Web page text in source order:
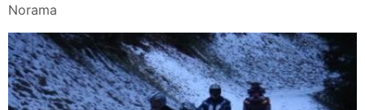
Norama